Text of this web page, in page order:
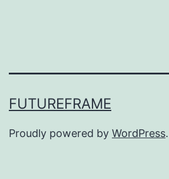
FUTUREFRAME
Proudly powered by WordPress.